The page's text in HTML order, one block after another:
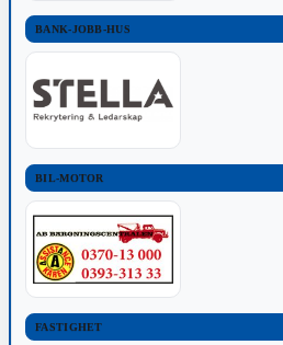
BANK-JOBB-HUS
BIL-MOTOR
FASTIGHET